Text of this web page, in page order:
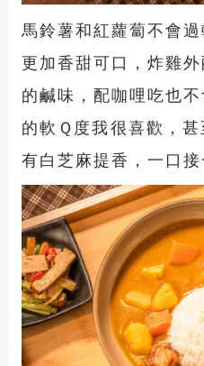
馬鈴薯和紅蘿蔔不會
更加香甜可口，炸雞
的鹹味，配咖哩吃也
的軟Ｑ度我很喜歡，
有白芝麻提香，一口接